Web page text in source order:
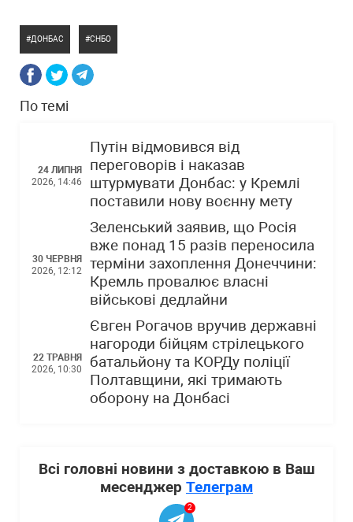
ДОНБАС СНБО
По темі
24 ЛИПНЯ
2026, 14:46
Путін відмовився від
переговорів і наказав
штурмувати Донбас: у Кремлі
поставили нову воєнну мету
30 ЧЕРВНЯ
2026, 12:12
Зеленський заявив, що Росія
вже понад 15 разів переносила
терміни захоплення Донеччини:
Кремль провалює власні
військові дедлайни
22 ТРАВНЯ
2026, 10:30
Євген Рогачов вручив державні
нагороди бійцям стрілецького
батальйону та КОРДу поліції
Полтавщини, які тримають
оборону на Донбасі
Всі головні новини з доставкою в Ваш
месенджер Телеграм
2